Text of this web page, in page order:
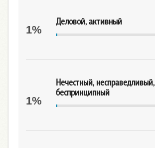
Деловой, активный
1%
Нечестный, несправедливый,
беспринципный
1%